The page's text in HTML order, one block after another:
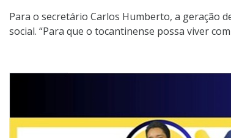
Para o secretário Carlos Humberto, a geração
social. “Para que o tocantinense possa viver